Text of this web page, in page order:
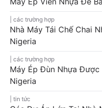
các trường hợp
Nhà Máy Tái Chế Chai
Nigeria
các trường hợp
Máy Ép Đùn Nhựa
Nigeria
tin tức